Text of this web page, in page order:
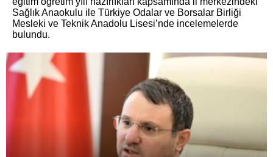
Sağlık Anaokulu ile Türkiye Odalar ve Borsalar Birliği
Mesleki ve Teknik Anadolu Lisesi’nde incelemelerde
bulundu.